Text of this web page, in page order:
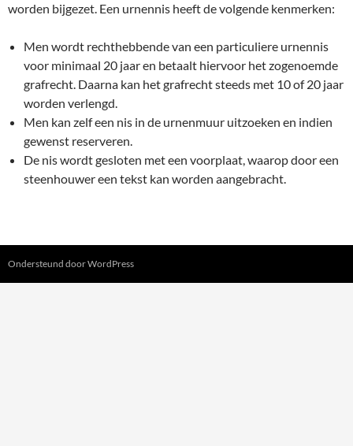
worden bijgezet. Een urnennis heeft de volgende kenmerken:
Men wordt rechthebbende van een particuliere urnennis
voor minimaal 20 jaar en betaalt hiervoor het zogenoemde
grafrecht. Daarna kan het grafrecht steeds met 10 of 20 jaar
worden verlengd.
Men kan zelf een nis in de urnenmuur uitzoeken en indien
gewenst reserveren.
De nis wordt gesloten met een voorplaat, waarop door een
steenhouwer een tekst kan worden aangebracht.
Ondersteund door WordPress